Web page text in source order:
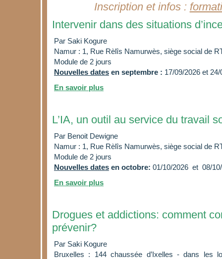
Inscription et infos :
Intervenir dans des situations
Par Saki Kogure
Namur : 1, Rue Rèlîs Namurwès, siège social de
Module de 2 jours
Nouvelles dates en septembre : 17/09/2026 et 24/
En savoir plus
L’IA, un outil au service du travail
Par Benoit Dewigne
Namur : 1, Rue Rèlîs Namurwès, siège social de
Module de 2 jours
Nouvelles dates en octobre: 01/10/2026 et 08/10/
En savoir plus
Drogues et addictions: comment
prévenir?
Par Saki Kogure
Bruxelles : 144 chaussée d’Ixelles - dans les